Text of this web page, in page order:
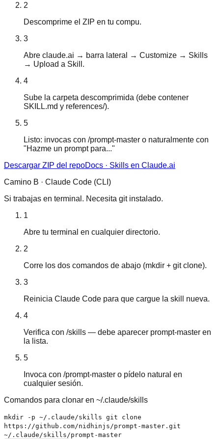
2
Descomprime el ZIP en tu compu.
3
Abre claude.ai → barra lateral → Customize → Skills
→ Upload a Skill.
4
Sube la carpeta descomprimida (debe contener
SKILL.md y references/).
5
Listo: invocas con /prompt-master o naturalmente con
"Hazme un prompt para..."
Descargar ZIP del repoDocs · Skills en Claude.ai
Camino B · Claude Code (CLI)
Si trabajas en terminal. Necesita git instalado.
1
Abre tu terminal en cualquier directorio.
2
Corre los dos comandos de abajo (mkdir + git clone).
3
Reinicia Claude Code para que cargue la skill nueva.
4
Verifica con /skills — debe aparecer prompt-master en
la lista.
5
Invoca con /prompt-master o pídelo natural en
cualquier sesión.
Comandos para clonar en ~/.claude/skills
mkdir -p ~/.claude/skills git clone
https://github.com/nidhinjs/prompt-master.git
~/.claude/skills/prompt-master